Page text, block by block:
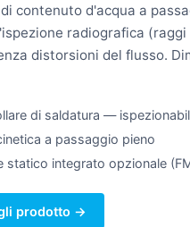
contenuto d'acqua a
radiografica
distorsioni del flusso.
di saldatura —
a passaggio pieno
statico integrato opzionale
prodotto →